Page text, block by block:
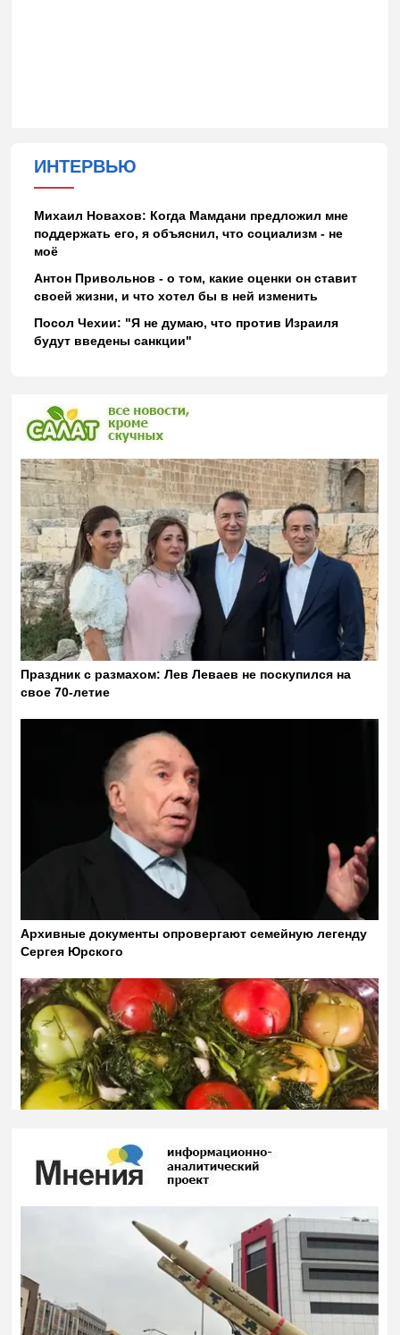
ИНТЕРВЬЮ
Михаил Новахов: Когда Мамдани предложил мне
поддержать его, я объяснил, что социализм - не
моё
Антон Привольнов - о том, какие оценки он ставит
своей жизни, и что хотел бы в ней изменить
Посол Чехии: "Я не думаю, что против Израиля
будут введены санкции"